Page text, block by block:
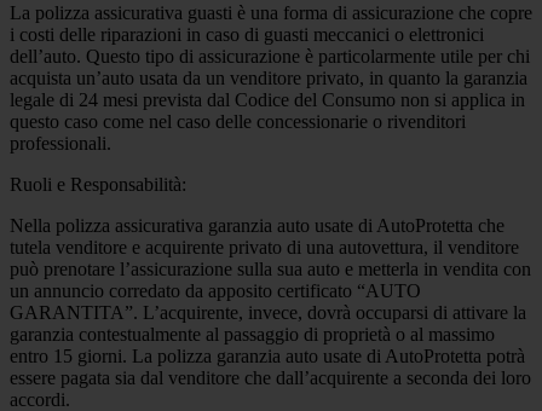
La polizza assicurativa guasti è una forma di assicurazione che copre
i costi delle riparazioni in caso di guasti meccanici o elettronici
dell’auto. Questo tipo di assicurazione è particolarmente utile per chi
acquista un’auto usata da un venditore privato, in quanto la garanzia
legale di 24 mesi prevista dal Codice del Consumo non si applica in
questo caso come nel caso delle concessionarie o rivenditori
professionali.
Ruoli e Responsabilità:
Nella polizza assicurativa garanzia auto usate di AutoProtetta che
tutela venditore e acquirente privato di una autovettura, il venditore
può prenotare l’assicurazione sulla sua auto e metterla in vendita con
un annuncio corredato da apposito certificato “AUTO
GARANTITA”. L’acquirente, invece, dovrà occuparsi di attivare la
garanzia contestualmente al passaggio di proprietà o al massimo
entro 15 giorni. La polizza garanzia auto usate di AutoProtetta potrà
essere pagata sia dal venditore che dall’acquirente a seconda dei loro
accordi.